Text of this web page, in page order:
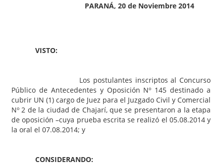
PARANÁ, 20 de Noviembre 2014
VISTO:
Los postulantes inscriptos al Concurso
Público de Antecedentes y Oposición Nº 145 destinado a
cubrir UN (1) cargo de Juez para el Juzgado Civil y Comercial
Nº 2 de la ciudad de Chajarí, que se presentaron a la etapa
de oposición –cuya prueba escrita se realizó el 05.08.2014 y
la oral el 07.08.2014; y
CONSIDERANDO: